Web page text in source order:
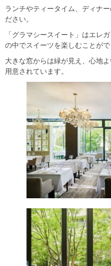
ランチやティータイム、ディナ
ださい。
「グラマシースイート」はエレ
の中でスイーツを楽しむことがで
大きな窓からは緑が見え、心地
用意されています。